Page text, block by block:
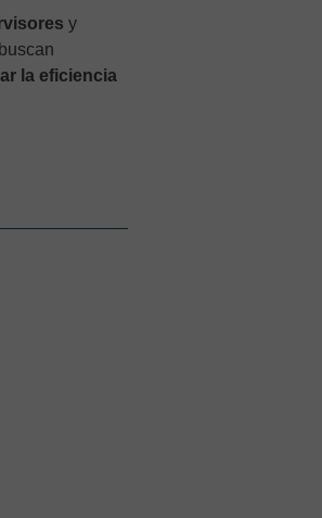
y
la eficiencia